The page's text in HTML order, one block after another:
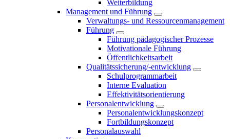
Weiterbildung
Management und Führung
Verwaltungs- und Ressourcenmanagement
Führung
Führung pädagogischer Prozesse
Motivationale Führung
Öffentlichkeitsarbeit
Qualitätssicherung/-entwicklung
Schulprogrammarbeit
Interne Evaluation
Effektivitätsorientierung
Personalentwicklung
Personalentwicklungskonzept
Fortbildungskonzept
Personalauswahl